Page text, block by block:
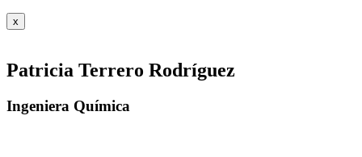
x
Patricia Terrero Rodríguez
Ingeniera Química